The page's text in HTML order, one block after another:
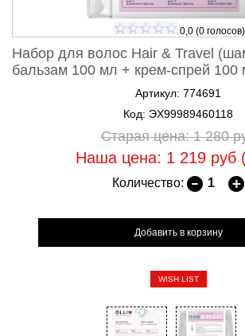
0,0(0голосов)
Набор для волос Hair & Travel
бальзам 100 мл + крем-спрей 100
Артикул: 774691
Код: ЭХ99989460118
Старая цена: 1 280
Наша цена: 1 219 руб
Количество:
WISH LIST